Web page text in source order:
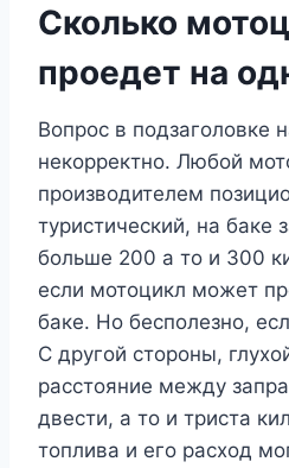
Сколько
проедет на
Вопрос в подзаголовке
некорректно. Любой
производителем
туристический, на баке
больше 200 а то и 300
если мотоцикл может
баке. Но бесполезно,
С другой стороны,
расстояние между
двести, а то и триста
топлива и его расход